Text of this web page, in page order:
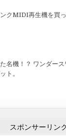
クMIDI再生機を買
名機！？ ワンダー
ト。
スポンサーリン